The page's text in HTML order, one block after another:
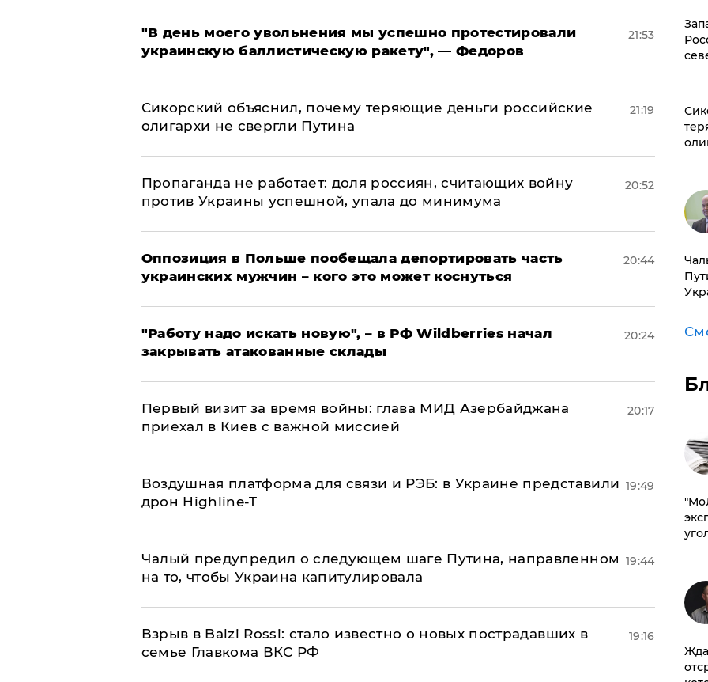
​"В день моего увольнения мы успешно протестировали
украинскую баллистическую ракету", — Федоров
21:53
Сикорский объяснил, почему теряющие деньги российские
олигархи не свергли Путина
21:19
​Пропаганда не работает: доля россиян, считающих войну
против Украины успешной, упала до минимума
20:52
Оппозиция в Польше пообещала депортировать часть
украинских мужчин – кого это может коснуться
20:44
"Работу надо искать новую", – в РФ Wildberries начал
закрывать атакованные склады
20:24
Первый визит за время войны: глава МИД Азербайджана
приехал в Киев с важной миссией
20:17
Воздушная платформа для связи и РЭБ: в Украине представили
дрон Highline-T
19:49
Чалый предупредил о следующем шаге Путина, направленном
на то, чтобы Украина капитулировала
19:44
Взрыв в Balzi Rossi: стало известно о новых пострадавших в
семье Главкома ВКС РФ
19:16